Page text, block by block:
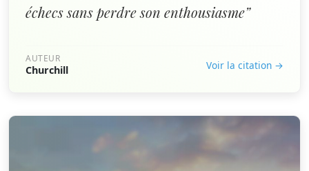
échecs sans perdre son enthousiasme”
AUTEUR
Churchill Voir la citation →